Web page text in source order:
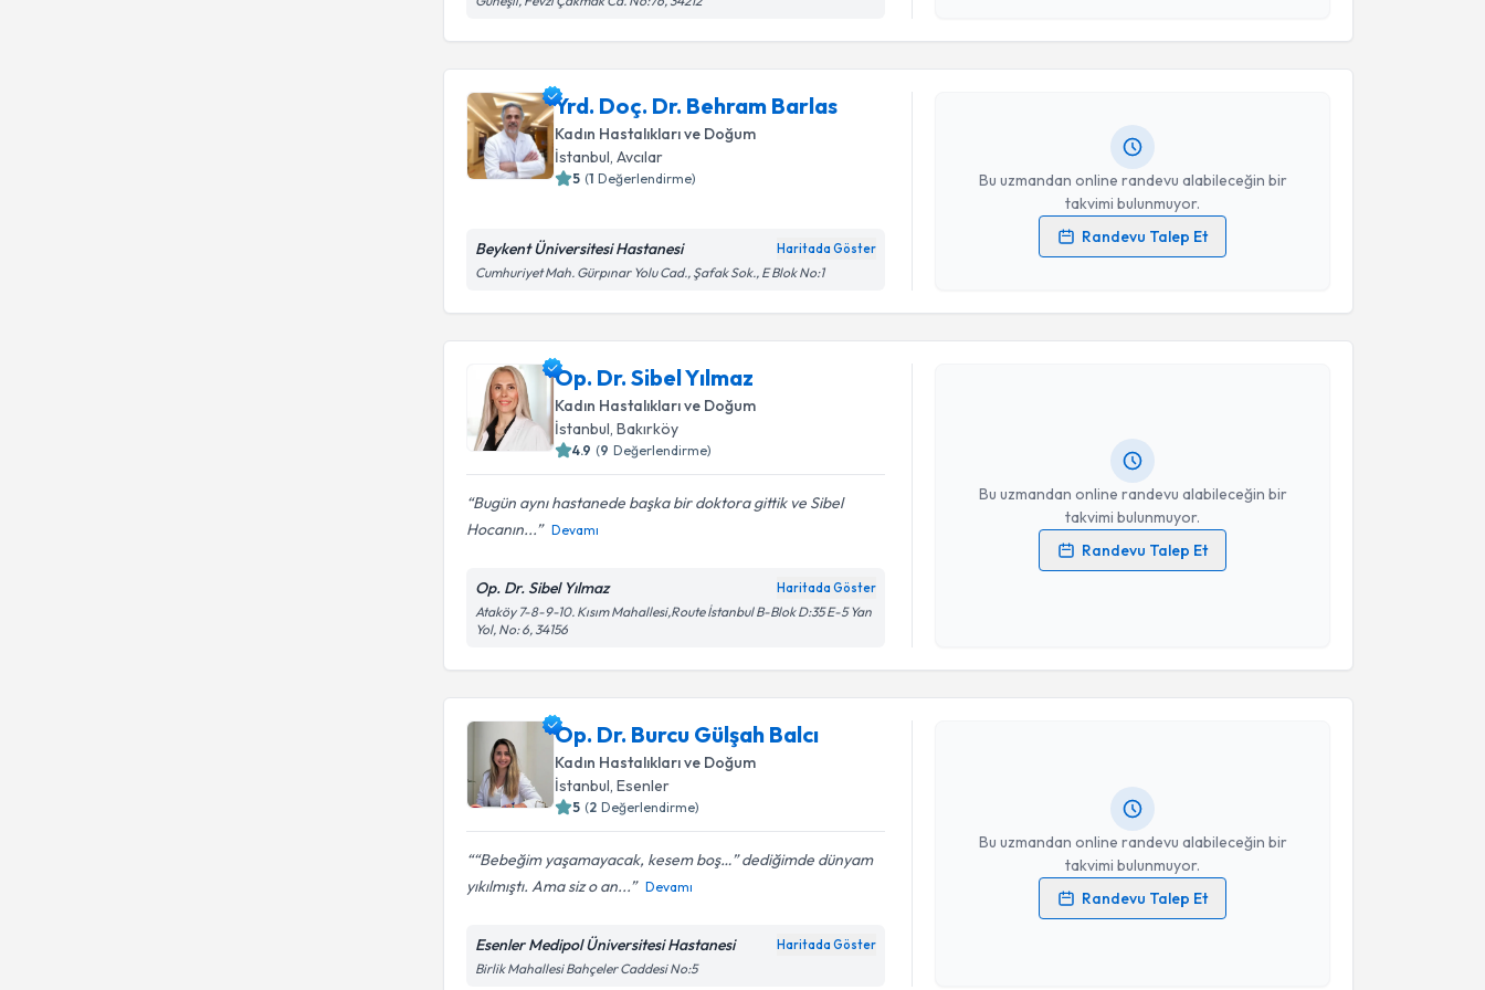
Takvim Talebini Gönder
Yrd. Doç. Dr. Behram Barlas
Kadın Hastalıkları ve Doğum
İstanbul , Avcılar
5 (1 Değerlendirme)
Beykent Üniversitesi Hastanesi Haritada Göster
Cumhuriyet Mah. Gürpınar Yolu Cad., Şafak Sok., E Blok No:1
Bu uzmandan online randevu alabileceğin bir
takvimi bulunmuyor.
Randevu Talep Et
Kişisel verilerimin işlenmesine ilişkinAydınlatma Metni
Op. Dr. Sibel Yılmaz
Kadın Hastalıkları ve Doğum
İstanbul , Bakırköy
4.9 (9 Değerlendirme)
Bugün aynı hastanede başka bir doktora gittik ve Sibel
Hocanın...
Devamı
Op. Dr. Sibel Yılmaz Haritada Göster
Ataköy 7-8-9-10. Kısım Mahallesi,Route İstanbul B-Blok D:35 E-5 Yan
Yol, No: 6, 34156
Bu uzmandan online randevu alabileceğin bir
takvimi bulunmuyor.
Randevu Talep Et
Kişisel verilerimin işlenmesine ilişkinAydınlatma Metni
Op. Dr. Burcu Gülşah Balcı
Kadın Hastalıkları ve Doğum
İstanbul , Esenler
5 (2 Değerlendirme)
“Bebeğim yaşamayacak, kesem boş…” dediğimde dünyam
yıkılmıştı. Ama siz o an...
Devamı
Esenler Medipol Üniversitesi Hastanesi Haritada Göster
Birlik Mahallesi Bahçeler Caddesi No:5
Bu uzmandan online randevu alabileceğin bir
takvimi bulunmuyor.
Randevu Talep Et
Randevu Takvimi Talebi
Op. Dr. Burcu Gülşah Balcı
Kişisel verilerimin işlenmesine ilişkinAydınlatma Metni